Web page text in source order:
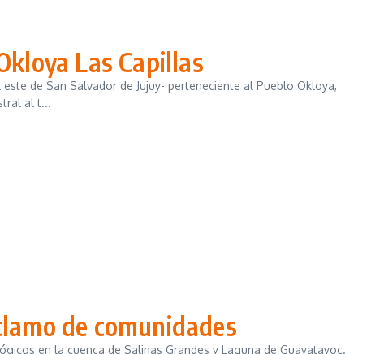
Las Capillas
de San Salvador de Jujuy- perteneciente al Pueblo Okloya,
al t...
de comunidades
en la cuenca de Salinas Grandes y Laguna de Guayatayoc.